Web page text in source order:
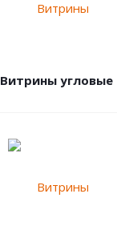
Витрины угловые